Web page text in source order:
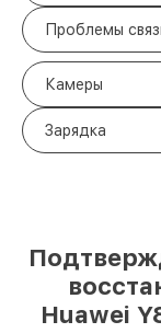
Проблемы
Камеры
Зарядка
Huawei